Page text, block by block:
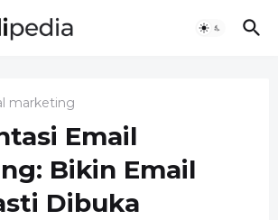
marketing
Email
Bikin Email
Dibuka